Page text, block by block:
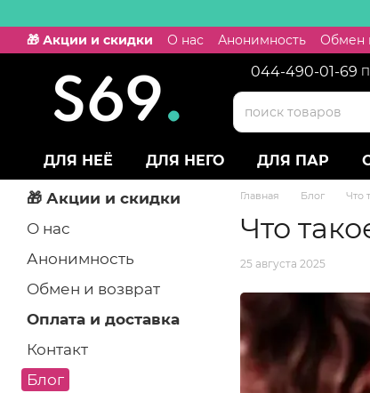
🎁 Акции и скидки
О нас Анонимность Обмен
044-490-01-69
ДЛЯ НЕЁ ДЛЯ НЕГО ДЛЯ ПАР
Главная Блог Что
Что
25 августа 2025
🎁 Акции и скидки
О нас
Анонимность
Обмен и возврат
Оплата и доставка
Контакт
Блог